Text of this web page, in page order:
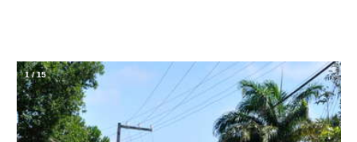
1/15